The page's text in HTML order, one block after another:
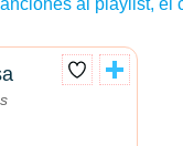
al playlist, el